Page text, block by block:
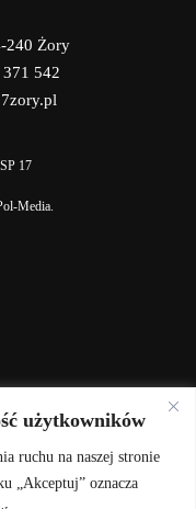
użytkowników
ruchu na naszej stronie
„Akceptuj” oznacza
240 Żory
542
17
Media.